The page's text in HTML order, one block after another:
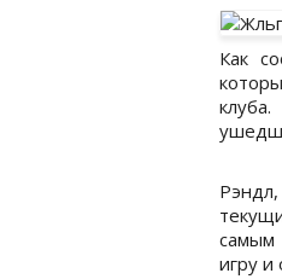
Как
самым
игру и